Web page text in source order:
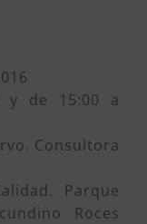
y de 15:00 a
Consultora
Parque
Roces